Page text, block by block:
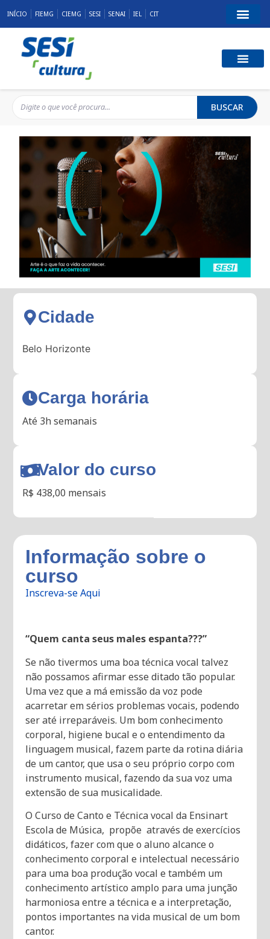
INÍCIO FIEMG CIEMG SESI SENAI IEL CIT
BUSCAR
Cidade
Belo Horizonte
Carga horária
Até 3h semanais
Valor do curso
R$ 438,00 mensais
Informação sobre o
curso
Inscreva-se Aqui
“Quem canta seus males espanta???”
Se não tivermos uma boa técnica vocal talvez
não possamos afirmar esse ditado tão popular.
Uma vez que a má emissão da voz pode
acarretar em sérios problemas vocais, podendo
ser até irreparáveis. Um bom conhecimento
corporal, higiene bucal e o entendimento da
linguagem musical, fazem parte da rotina diária
de um cantor, que usa o seu próprio corpo com
instrumento musical, fazendo da sua voz uma
extensão de sua musicalidade.
O Curso de Canto e Técnica vocal da Ensinart
Escola de Música, propõe através de exercícios
didáticos, fazer com que o aluno alcance o
conhecimento corporal e intelectual necessário
para uma boa produção vocal e também um
conhecimento artístico amplo para uma junção
harmoniosa entre a técnica e a interpretação,
pontos importantes na vida musical de um bom
cantor.